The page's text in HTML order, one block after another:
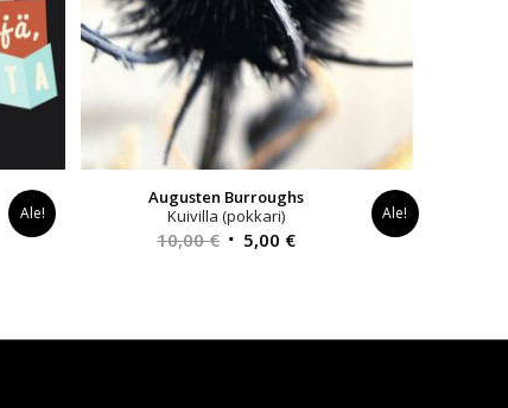
Ale!
Augusten Burroughs
Kuivilla (pokkari)
10,00€ Alkuperäinen
5,00 €Nykyinen
Ale!